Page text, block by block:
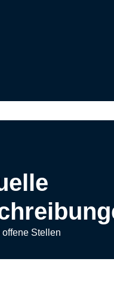
offene Stellen